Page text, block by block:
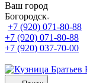
Ваш город
Богородск
+7 (920) 071-80-88
+7 (920) 071-80-88
+7 (920) 037-70-00